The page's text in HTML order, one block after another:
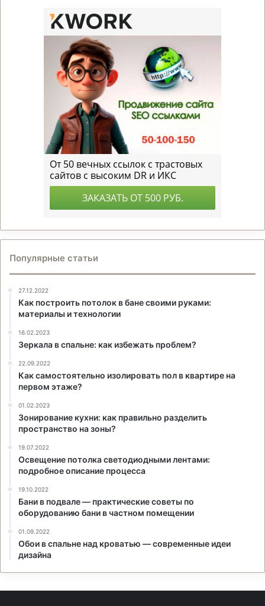
Популярные статьи
27.12.2022
Как построить потолок в бане своими руками:
материалы и технологии
16.02.2023
Зеркала в спальне: как избежать проблем?
22.09.2022
Как самостоятельно изолировать пол в квартире на
первом этаже?
01.02.2023
Зонирование кухни: как правильно разделить
пространство на зоны?
19.07.2022
Освещение потолка светодиодными лентами:
подробное описание процесса
19.10.2022
Бани в подвале — практические советы по
оборудованию бани в частном помещении
01.09.2022
Обои в спальне над кроватью — современные идеи
дизайна